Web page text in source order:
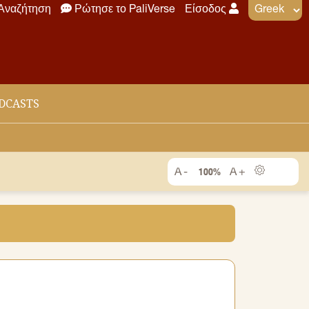
Ρώτησε το PaliVerse Είσοδος
100%